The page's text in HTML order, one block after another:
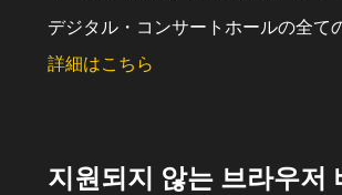
デジタル・コンサートホールの全て
詳細はこちら
지원되지 않는 브라우저